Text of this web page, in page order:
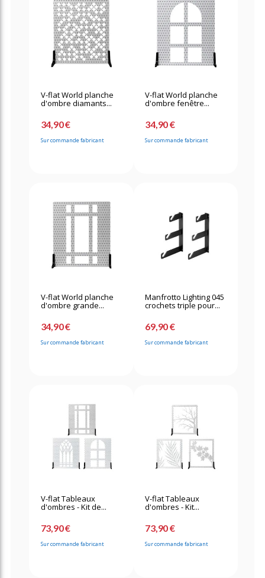
V-flat World planche
d'ombre diamants...
34,90 €
Sur commande fabricant
V-flat World planche
d'ombre fenêtre...
34,90 €
Sur commande fabricant
V-flat World planche
d'ombre grande...
34,90 €
Sur commande fabricant
Manfrotto Lighting 045
crochets triple pour...
69,90 €
Sur commande fabricant
V-flat Tableaux
d'ombres - Kit de...
73,90 €
Sur commande fabricant
V-flat Tableaux
d'ombres - Kit...
73,90 €
Sur commande fabricant